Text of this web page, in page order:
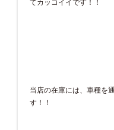
てカッコイイです！！
当店の在庫には、車種を
す！！